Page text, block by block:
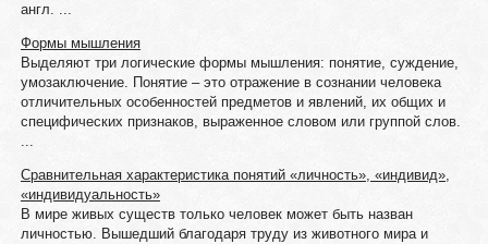
англ. ...
Формы мышления
Выделяют три логические формы мышления: понятие, суждение,
умозаключение. Понятие – это отражение в сознании человека
отличительных особенностей предметов и явлений, их общих и
специфических признаков, выраженное словом или группой слов.
...
Сравнительная характеристика понятий «личность», «индивид»,
«индивидуальность»
В мире живых существ только человек может быть назван
личностью. Вышедший благодаря труду из животного мира и